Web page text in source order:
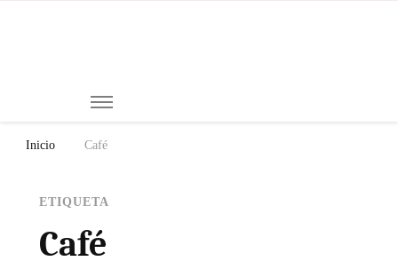
Inicio Café
ETIQUETA
Café